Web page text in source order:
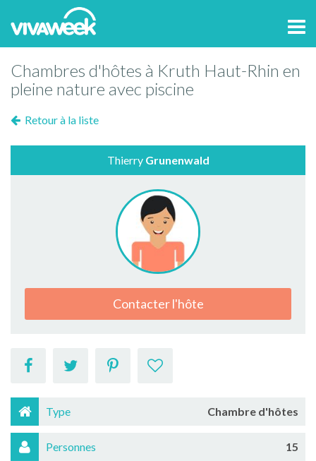
Chambres d'hôtes à Kruth Haut-Rhin en
pleine nature avec piscine
Retour à la liste
Thierry Grunenwald
Contacter l'hôte
Type Chambre d'hôtes
Personnes 15